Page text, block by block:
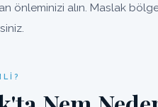
önleminizi alın. Maslak